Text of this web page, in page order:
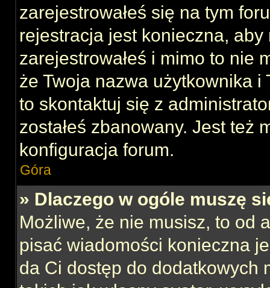
zarejestrowałeś się na tym
rejestracja jest konieczna,
zarejestrowałeś i mimo to nie
że Twoja nazwa użytkownika i
to skontaktuj się z
zostałeś zbanowany. Jest też
konfiguracja forum.
Góra
» Dlaczego w ogóle muszę
Możliwe, że nie musisz, to od
pisać wiadomości konieczna
da Ci dostęp do dodatkowych